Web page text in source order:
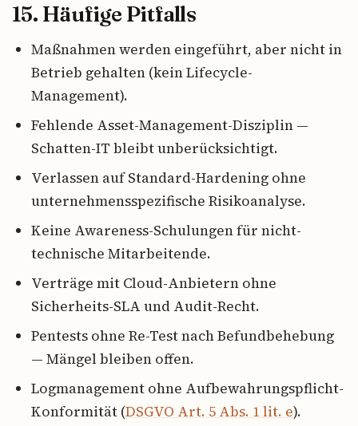
15. Häufige Pitfalls
Maßnahmen werden eingeführt, aber nicht in
Betrieb gehalten (kein Lifecycle-
Management).
Fehlende Asset-Management-Disziplin —
Schatten-IT bleibt unberücksichtigt.
Verlassen auf Standard-Hardening ohne
unternehmensspezifische Risikoanalyse.
Keine Awareness-Schulungen für nicht-
technische Mitarbeitende.
Verträge mit Cloud-Anbietern ohne
Sicherheits-SLA und Audit-Recht.
Pentests ohne Re-Test nach Befundbehebung
— Mängel bleiben offen.
Logmanagement ohne Aufbewahrungspflicht-
Konformität (DSGVO Art. 5 Abs. 1 lit. e).